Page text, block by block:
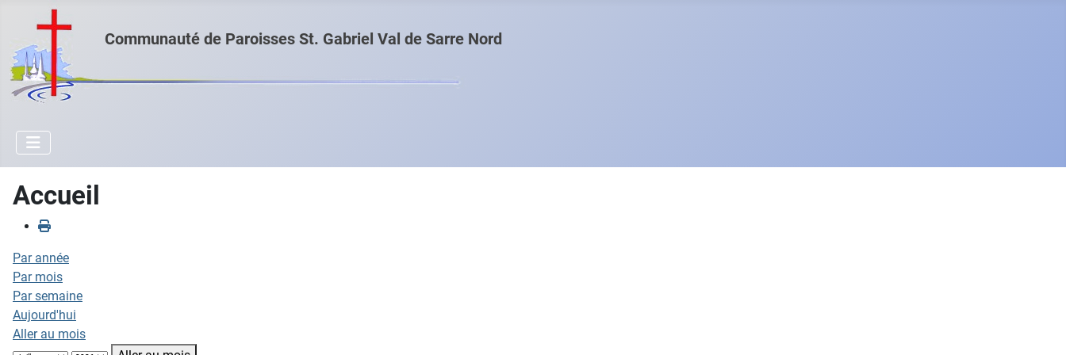
Communauté de Paroisses St. Gabriel Val de Sarre Nord
Accueil
Par année
Par mois
Par semaine
Aujourd'hui
Aller au mois